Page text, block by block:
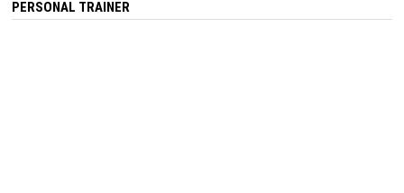
PERSONAL TRAINER